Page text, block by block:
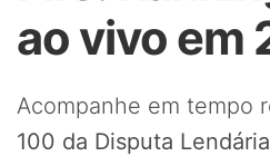
ao vivo em
Acompanhe em tempo
100 da Disputa